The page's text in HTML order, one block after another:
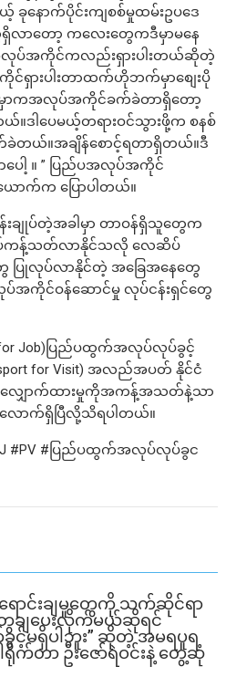
ခုနောက်ပိုင်းကျစစ်မှုထမ်းဥပဒေ
တော့ ကလေးတွေကဒီမှာမနေ
လုပ်အကိုင်ကလည်းရှားပါးတယ်ဆိုတဲ့
င်ရှားပါးတာထက်ဟိုဘက်မှာစျေးပို
ာကအလုပ်အကိုင်ခက်ခဲတာရှိတော့
။ဒါပေမယ့်တရားဝင်သွားဖို့က စနစ်
ယ်။အချိန်စောင့်ရတာရှိတယ်။ဒီ
ပေါ့ ။ ” ပြည်ပအလုပ်အကိုင်
ာက်က ပြောပါတယ်။
ချုပ်တဲ့အခါမှာ တာဝန်ရှိသူတွေက
ပ်ကန့်သတ်လာနိုင်သလို လေဆိပ်
ပြုလုပ်လာနိုင်တဲ့ အခြေအနေတွေ
ကိုင်ဝန်ဆောင်မှု လုပ်ငန်းရှင်တွေ
for Job)ပြည်ပထွက်အလုပ်လုပ်ခွင့်
for Visit) အလည်အပတ် နိုင်ငံ
လျှောက်ထားမှုကိုအကန့်အသတ်နဲ့သာ
လောက်ရှိပြီလို့သိရပါတယ်။
#PV #ပြည်ပထွက်အလုပ်လုပ်ခွင
ာင်းချမှုတွေကို သက်ဆိုင်ရာ
ချပေးလိုက်မယ်ဆိုရင်
ရှိပါဘူး” ဆိုတဲ့ အမရပူရ
ါရိုက်တာ ဦးဇော်ရဲဝင်းနဲ့ တွေ့ဆုံ